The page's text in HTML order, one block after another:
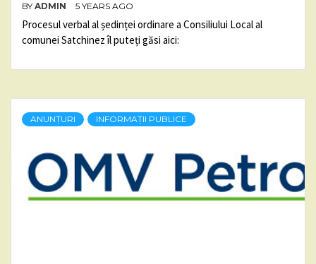
BY ADMIN 5 YEARS AGO
Procesul verbal al ședinței ordinare a Consiliului Local al
comunei Satchinez îl puteți găsi aici:
ANUNȚURI INFORMAȚII PUBLICE